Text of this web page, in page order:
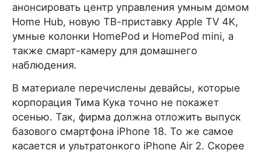
анонсировать центр управления умным домом
Home Hub, новую ТВ-приставку Apple TV 4K,
умные колонки HomePod и HomePod mini, а
также смарт-камеру для домашнего
наблюдения.
В материале перечислены девайсы, которые
корпорация Тима Кука точно не покажет
осенью. Так, фирма должна отложить выпуск
базового смартфона iPhone 18. То же самое
касается и ультратонкого iPhone Air 2. Скорее